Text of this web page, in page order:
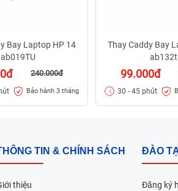
Bay Laptop HP 14
ab019TU
240.000đ
Bảo hành 3 tháng
Thay Caddy Bay
99.000đ
30 - 45 phút
TIN & CHÍNH SÁCH
thiệu
ĐÀO
Đăng ký